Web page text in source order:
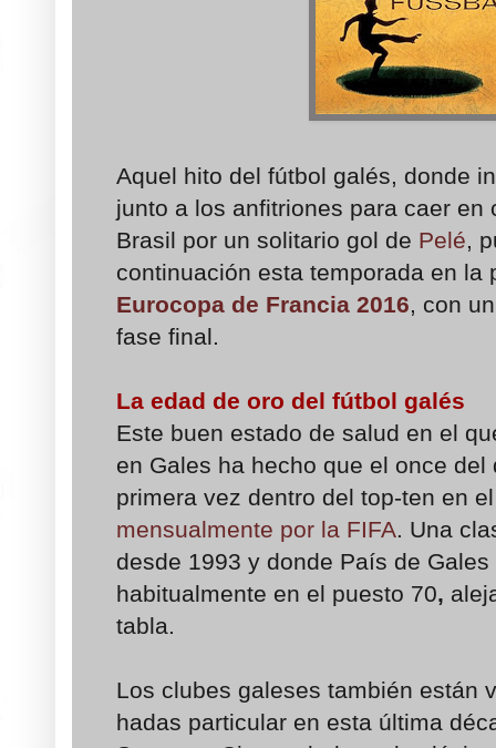
Aquel hito del fútbol galés, donde
junto a los anfitriones para caer en
Brasil por un solitario gol de Pelé,
continuación esta temporada en la
Eurocopa de Francia 2016, con
fase final.
La edad de oro del fútbol galés
Este buen estado de salud en el
en Gales ha hecho que el once del
primera vez dentro del top-ten en
mensualmente por la FIFA. Una
desde 1993 y donde País de
habitualmente en el puesto 70,
tabla.
Los clubes galeses también están
hadas particular en esta última